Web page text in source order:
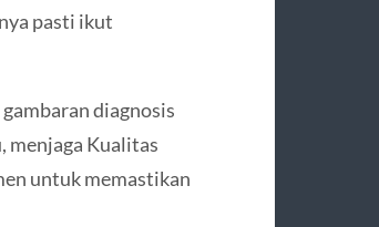
pasti ikut
diagnosis
menjaga Kualitas
untuk memastikan